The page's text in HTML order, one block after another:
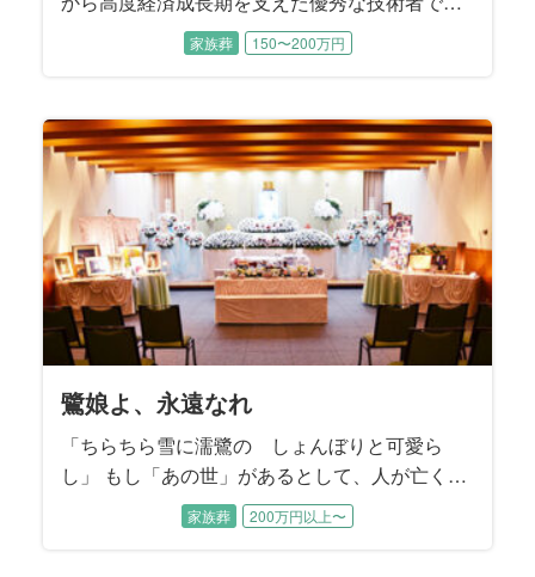
り、堅実な会社経営者でもありました。 喪主を
務めた息子様は、「朝から晩まで働いて帰宅す
スパラガスを２時間かけてゆっくり愉しむ父の
姿を思い出します」とお話しくださいました。
家族葬 150〜200万円
鷺娘よ、永遠なれ
「ちらちら雪に濡鷺の しょんぼりと可愛ら
し」 もし「あの世」があるとして、人が亡くな
ってあの世に向かう姿が自身の一番輝いていた
ときであるとするならば、故人様は間違いな
家族葬 200万円以上〜